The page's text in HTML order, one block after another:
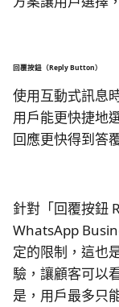
回覆按鈕（Reply Button）
使用互動式訊息
用戶能更快捷地
回應更快得到答
針對「回覆按鈕
WhatsApp
定的限制，這也
驗，讓顧客可以
是，用戶最多只